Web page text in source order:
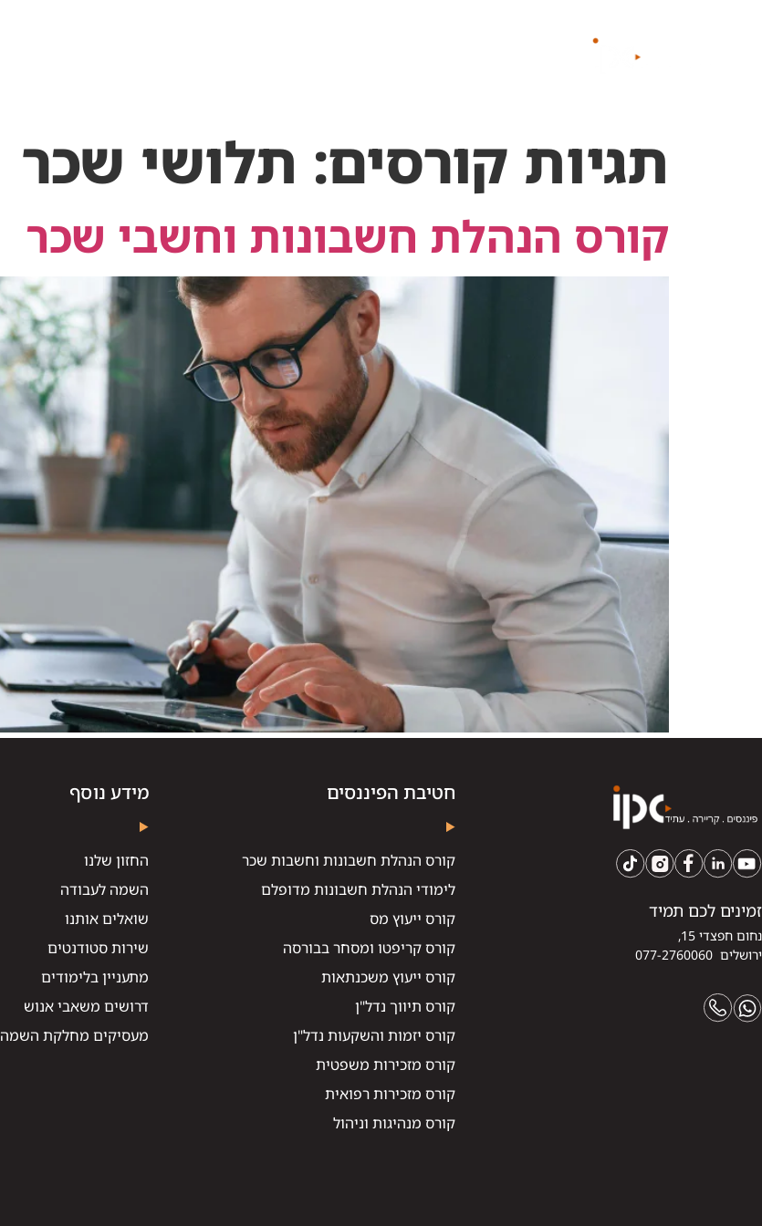
תגיות קורסים: תלושי שכר
קורס הנהלת חשבונות וחשבי שכר
זמינים לכם תמיד
נחום חפצדי 15,
ירושלים 077-2760060
חטיבת הפיננסים
קורס הנהלת חשבונות וחשבות שכר
לימודי הנהלת חשבונות מדופלם
קורס ייעוץ מס
קורס קריפטו ומסחר בבורסה
קורס ייעוץ משכנתאות
קורס תיווך נדל"ן
קורס יזמות והשקעות נדל"ן
קורס מזכירות משפטית
קורס מזכירות רפואית
קורס מנהיגות וניהול
מידע נוסף
החזון שלנו
השמה לעבודה
שואלים אותנו
שירות סטודנטים
מתעניין בלימודים
דרושים משאבי אנוש
מעסיקים מחלקת השמה